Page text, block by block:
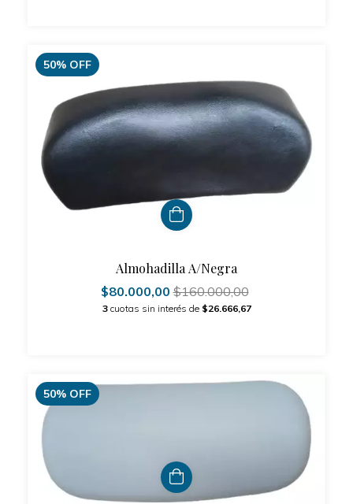
50% OFF
Almohadilla A/Negra
$80.000,00$160.000,00
3 cuotas sin interés de $26.666,67
50% OFF